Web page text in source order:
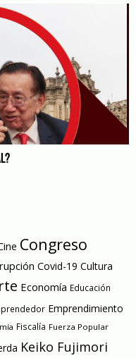
Congreso
Covid-19 Cultura
Economía Educación
Emprendimiento
Fiscalía Fuerza Popular
Keiko Fujimori